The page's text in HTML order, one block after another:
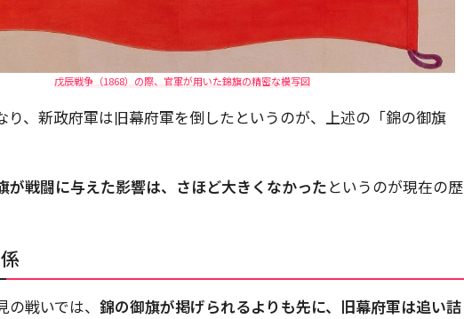
戊辰戦争（1868）の際、官軍が用いた錦旗の精密な模写図
り、新政府軍は旧幕府軍を倒したというのが、上述の「錦の御旗
が戦闘に与えた影響は、さほど大きくなかったというのが現在の歴
戦いでは、 錦の御旗が掲げられるよりも先に、旧幕府軍は追い詰